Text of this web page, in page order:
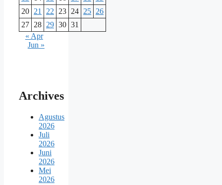
20 21 22 23 24 25 26
27 28 29 30 31
« Apr
Jun »
Archives
Agustus
2026
Juli
2026
Juni
2026
Mei
2026